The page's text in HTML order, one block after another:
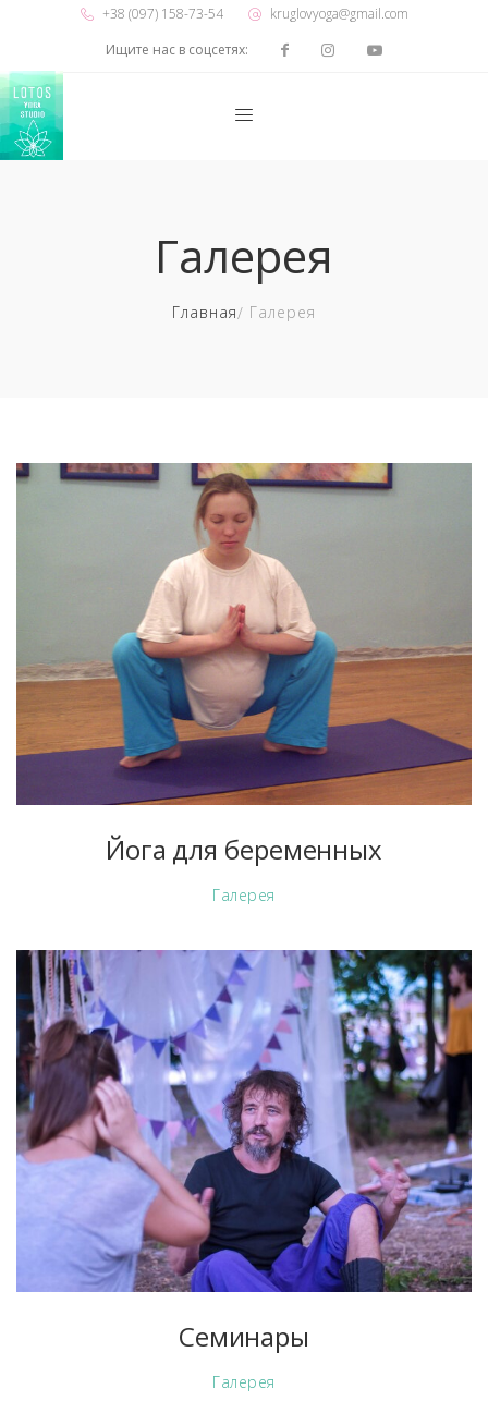
+38 (097) 158-73-54
kruglovyoga@gmail.com
Ищите нас в соцсетях:
Галерея
Главная Галерея
Йога для беременных
Галерея
Семинары
Галерея